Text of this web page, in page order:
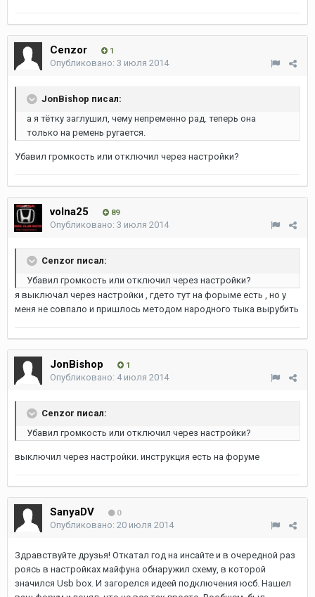
Cenzor 1
Опубликовано: 3 июля 2014
JonBishop писал:
а я тётку заглушил, чему непременно рад. теперь она
только на ремень ругается.
Убавил громкость или отключил через настройки?
volna25 89
Опубликовано: 3 июля 2014
Cenzor писал:
Убавил громкость или отключил через настройки?
я выключал через настройки , гдето тут на форыме есть , но у
меня не совпало и пришлось методом народного тыка вырубить
JonBishop 1
Опубликовано: 4 июля 2014
Cenzor писал:
Убавил громкость или отключил через настройки?
выключил через настройки. инструкция есть на форуме
SanyaDV 0
Опубликовано: 20 июля 2014
Здравствуйте друзья! Откатал год на инсайте и в очередной раз
роясь в настройках майфуна обнаружил схему, в которой
значился Usb box. И загорелся идеей подключения юсб. Нашел